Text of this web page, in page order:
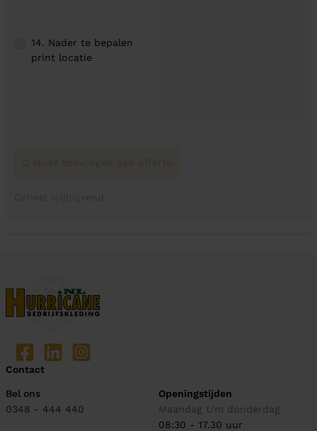
14. Nader te bepalen
print locatie
Contact
Bel ons
0348 - 444 440
Openingstijden
Maandag t/m donderdag
08:30 - 17.30 uur